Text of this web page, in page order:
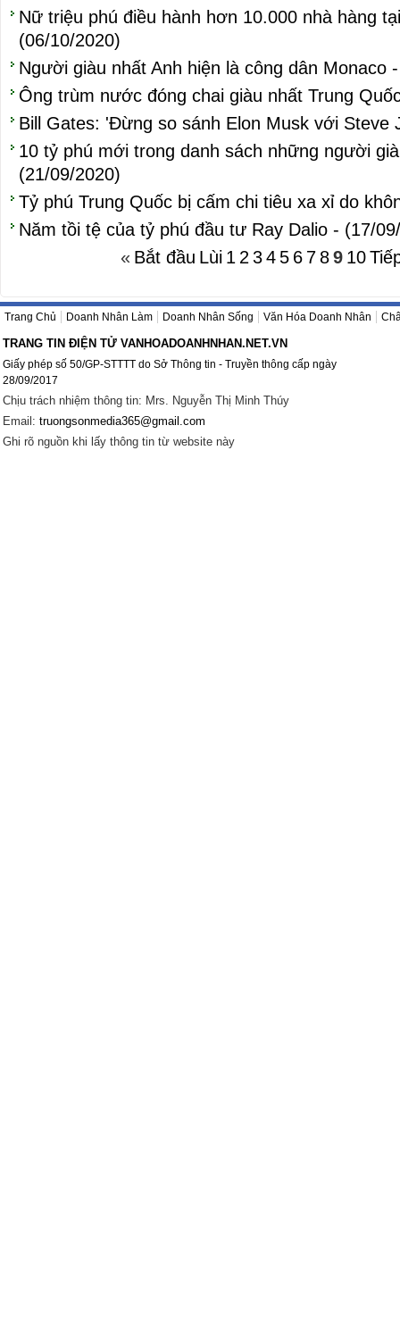
Nữ triệu phú điều hành hơn 10.000 nhà hàng
(06/10/2020)
Người giàu nhất Anh hiện là công dân Monaco
Ông trùm nước đóng chai giàu nhất Trung
Bill Gates: 'Đừng so sánh Elon Musk với Steve
10 tỷ phú mới trong danh sách những người
(21/09/2020)
Tỷ phú Trung Quốc bị cấm chi tiêu xa xỉ do
Năm tồi tệ của tỷ phú đầu tư Ray Dalio - (17/
« Bắt đầu Lùi 1 2 34 5 6 7 89 10
Trang Chủ Doanh Nhân Làm Doanh Nhân Sống Văn Hóa Doanh Nhân
TRANG TIN ĐIỆN TỬ VANHOADOANHNHAN.NET.VN
Giấy phép số 50/GP-STTTT do Sở Thông tin - Truyền thông cấp ngày
28/09/2017
Chịu trách nhiệm thông tin: Mrs. Nguyễn Thị Minh Thúy
Email: truongsonmedia365@gmail.com
Ghi rõ nguồn khi lấy thông tin từ website này